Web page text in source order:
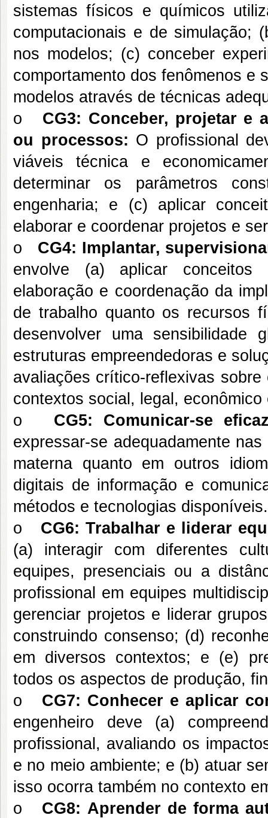
sistemas físicos e químicos
computacionais e de simulação;
nos modelos; (c) conceber
comportamento dos fenômenos e
modelos através de técnicas
o CG3: Conceber, projetar e
ou processos: O profissional
viáveis técnica e
determinar os parâmetros
engenharia; e (c) aplicar
elaborar e coordenar projetos e
o CG4: Implantar,
envolve (a) aplicar conceitos
elaboração e coordenação da
de trabalho quanto os recursos
desenvolver uma sensibilidade
estruturas empreendedoras e
avaliações crítico-reflexivas
contextos social, legal, econômico
o CG5:
Comunicar-se
expressar-se adequadamente
materna quanto em outros
digitais de informação e
métodos e tecnologias disponíveis.
o CG6: Trabalhar e liderar
(a) interagir com diferentes
equipes, presenciais ou a
profissional em equipes
gerenciar projetos e liderar
construindo consenso; (d)
em diversos contextos; e (e)
todos os aspectos de produção,
o CG7: Conhecer e aplicar
engenheiro deve (a)
profissional, avaliando os
e no meio ambiente; e (b) atuar
isso ocorra também no contexto
o CG8: Aprender de forma